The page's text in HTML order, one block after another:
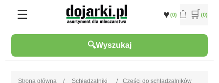
(0) (0)
Wyszukaj
Strona główna / Schładzalniki / Części do schładzalników